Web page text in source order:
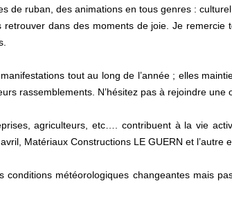
de ruban, des animations en tous genres :
retrouver dans des moments de joie. Je
tout au long de l’année ; elles
rassemblements. N’hésitez pas à rejoindre une
agriculteurs, etc…. contribuent à la vie
Matériaux Constructions LE GUERN et
météorologiques changeantes mais